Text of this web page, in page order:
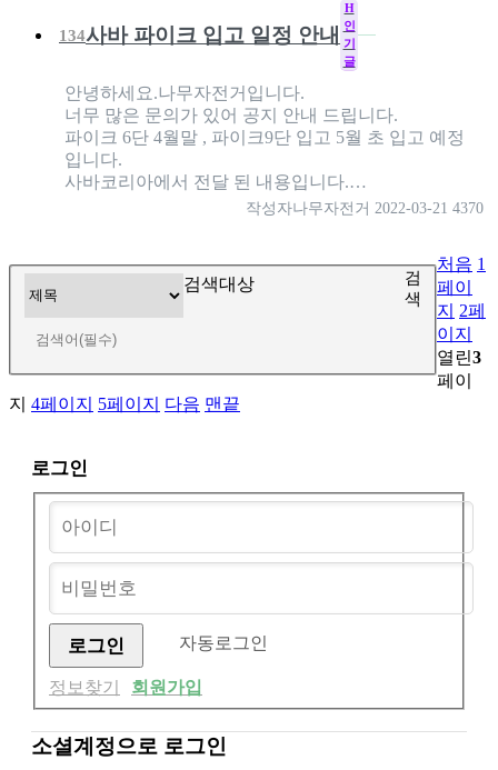
134사바 파이크 입고 일정 안내
H
인
기
글
안녕하세요.나무자전거입니다.
너무 많은 문의가 있어 공지 안내 드립니다.
파이크 6단 4월말 , 파이크9단 입고 5월 초 입고 예정
입니다.
사바코리아에서 전달 된 내용입니다.…
작성자나무자전거 2022-03-21 4370
검색대상
검
색
처음 1
페이
지
2페
이지
열린3
페이
지 4페이지 5페이지 다음 맨끝
로그인
자동로그인
정보찾기 회원가입
소셜계정으로 로그인